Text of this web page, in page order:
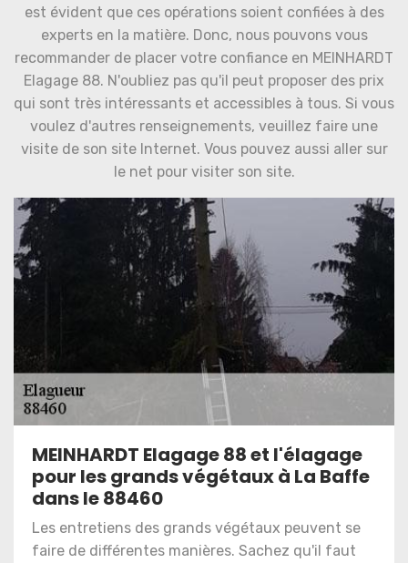
est évident que ces opérations soient confiées à des
experts en la matière. Donc, nous pouvons vous
recommander de placer votre confiance en MEINHARDT
Elagage 88. N'oubliez pas qu'il peut proposer des prix
qui sont très intéressants et accessibles à tous. Si vous
voulez d'autres renseignements, veuillez faire une
visite de son site Internet. Vous pouvez aussi aller sur
le net pour visiter son site.
MEINHARDT Elagage 88 et l'élagage
pour les grands végétaux à La Baffe
dans le 88460
Les entretiens des grands végétaux peuvent se
faire de différentes manières. Sachez qu'il faut